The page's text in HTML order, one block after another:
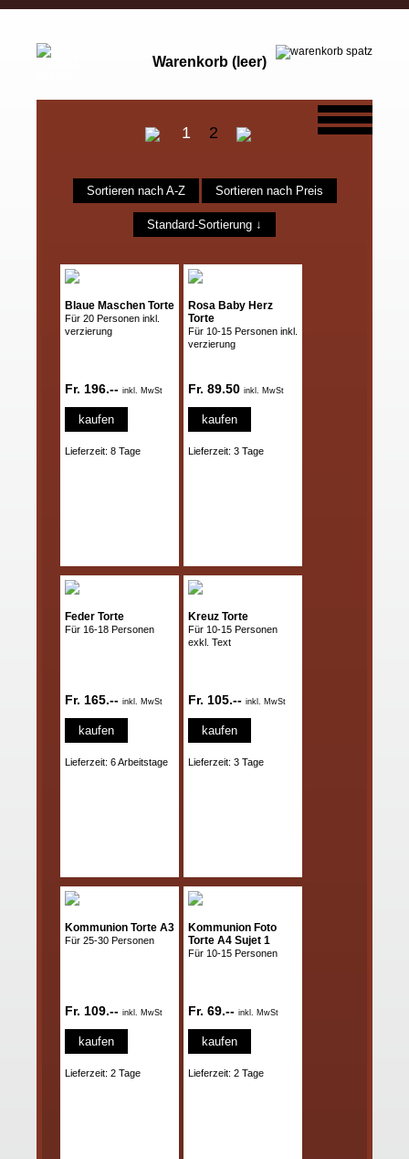
Warenkorb (leer)
1 2
Sortieren nach A-Z Sortieren nach Preis
Standard-Sortierung ↓
Blaue Maschen Torte
Für 20 Personen inkl.
verzierung
Fr. 196.-- inkl. MwSt
kaufen
Lieferzeit: 8 Tage
Rosa Baby Herz
Torte
Für 10-15 Personen inkl.
verzierung
Fr. 89.50 inkl. MwSt
kaufen
Lieferzeit: 3 Tage
Feder Torte
Für 16-18 Personen
Fr. 165.-- inkl. MwSt
kaufen
Lieferzeit: 6 Arbeitstage
Kreuz Torte
Für 10-15 Personen
exkl. Text
Fr. 105.-- inkl. MwSt
kaufen
Lieferzeit: 3 Tage
Kommunion Torte A3
Für 25-30 Personen
Fr. 109.-- inkl. MwSt
kaufen
Lieferzeit: 2 Tage
Kommunion Foto
Torte A4 Sujet 1
Für 10-15 Personen
Fr. 69.-- inkl. MwSt
kaufen
Lieferzeit: 2 Tage